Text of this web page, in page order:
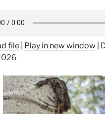
file Play in new window